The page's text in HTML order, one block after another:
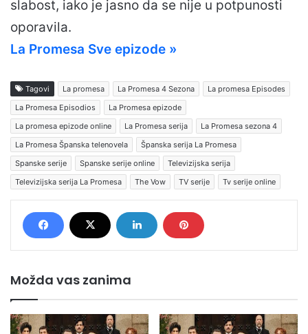
slabost, iako je jasno da se nije u potpunosti
oporavila.
La Promesa Sve epizode »
Tagovi La promesa La Promesa 4 Sezona
La promesa Episodes
La Promesa Episodios
La Promesa epizode
La promesa epizode online
La Promesa serija
La Promesa sezona 4
La Promesa Španska telenovela
Španska serija La Promesa
Spanske serije
Spanske serije online
Televizijska serija
Televizijska serija La Promesa
The Vow TV serije Tv serije online
Možda vas zanima